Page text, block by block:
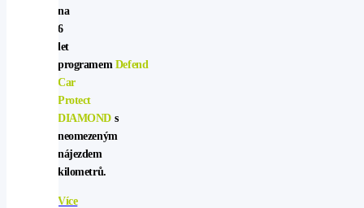
na
6
let
programem Defend
Car
Protect
DIAMOND s
neomezeným
nájezdem
kilometrů.
Více